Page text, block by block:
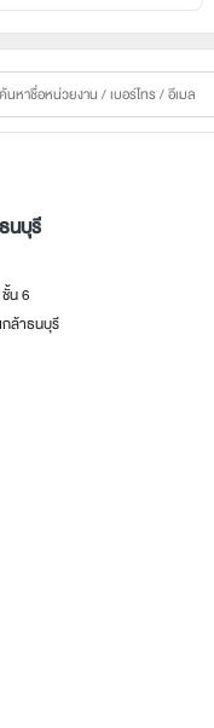
นบุรี
น 6
กล้าธนบุรี